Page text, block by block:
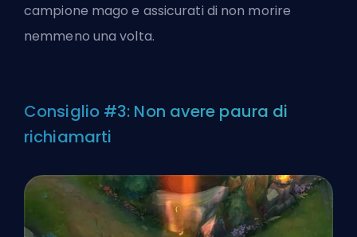
campione mago e assicurati di non morire
nemmeno una volta.
Consiglio #3: Non avere paura di
richiamarti